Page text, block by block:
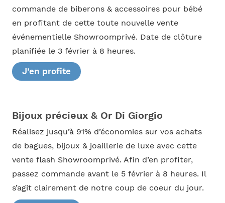
commande de biberons & accessoires pour bébé
en profitant de cette toute nouvelle vente
événementielle Showroomprivé. Date de clôture
planifiée le 3 février à 8 heures.
J’en profite
Bijoux précieux & Or Di Giorgio
Réalisez jusqu’à 91% d’économies sur vos achats
de bagues, bijoux & joaillerie de luxe avec cette
vente flash Showroomprivé. Afin d’en profiter,
passez commande avant le 5 février à 8 heures. Il
s’agit clairement de notre coup de coeur du jour.